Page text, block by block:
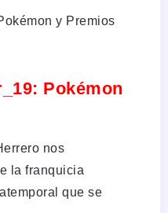
Pokémon
nos
la franquicia
que se